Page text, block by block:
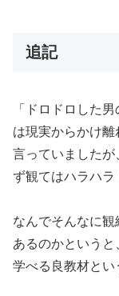
追記
「ドロドロした
は現実からかけ
言っていましたが
ず観てはハラハ
なんでそんなに
あるのかという
学べる良教材とい